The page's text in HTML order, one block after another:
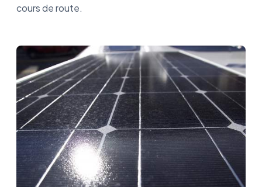
cours de route.